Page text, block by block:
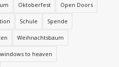
Oktoberfest Open Doors
Schule Spende
Weihnachtsbaum
windows to heaven